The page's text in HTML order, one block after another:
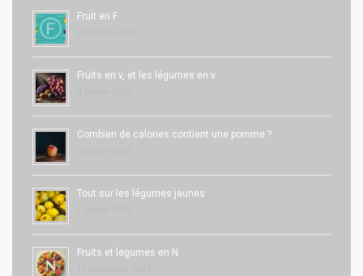
Fruit en F
Fruits en v, et les légumes en v
Combien de calories contient une pomme ?
Tout sur les légumes jaunes
Fruits et legumes en N